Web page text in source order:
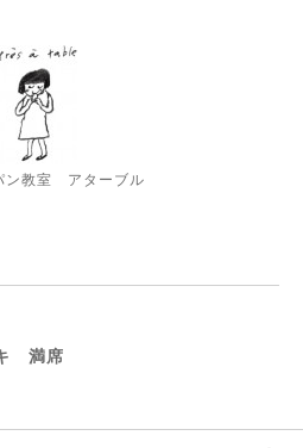
ン教室 アターブル
満席